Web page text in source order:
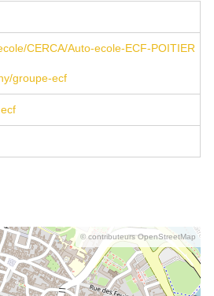
CERCA/Auto-ecole-ECF-POITIER
groupe-ecf
© contributeurs OpenStreetMap